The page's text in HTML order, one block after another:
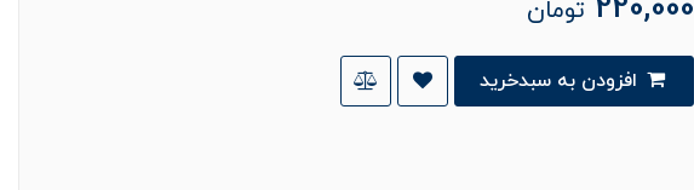
220,000 تومان